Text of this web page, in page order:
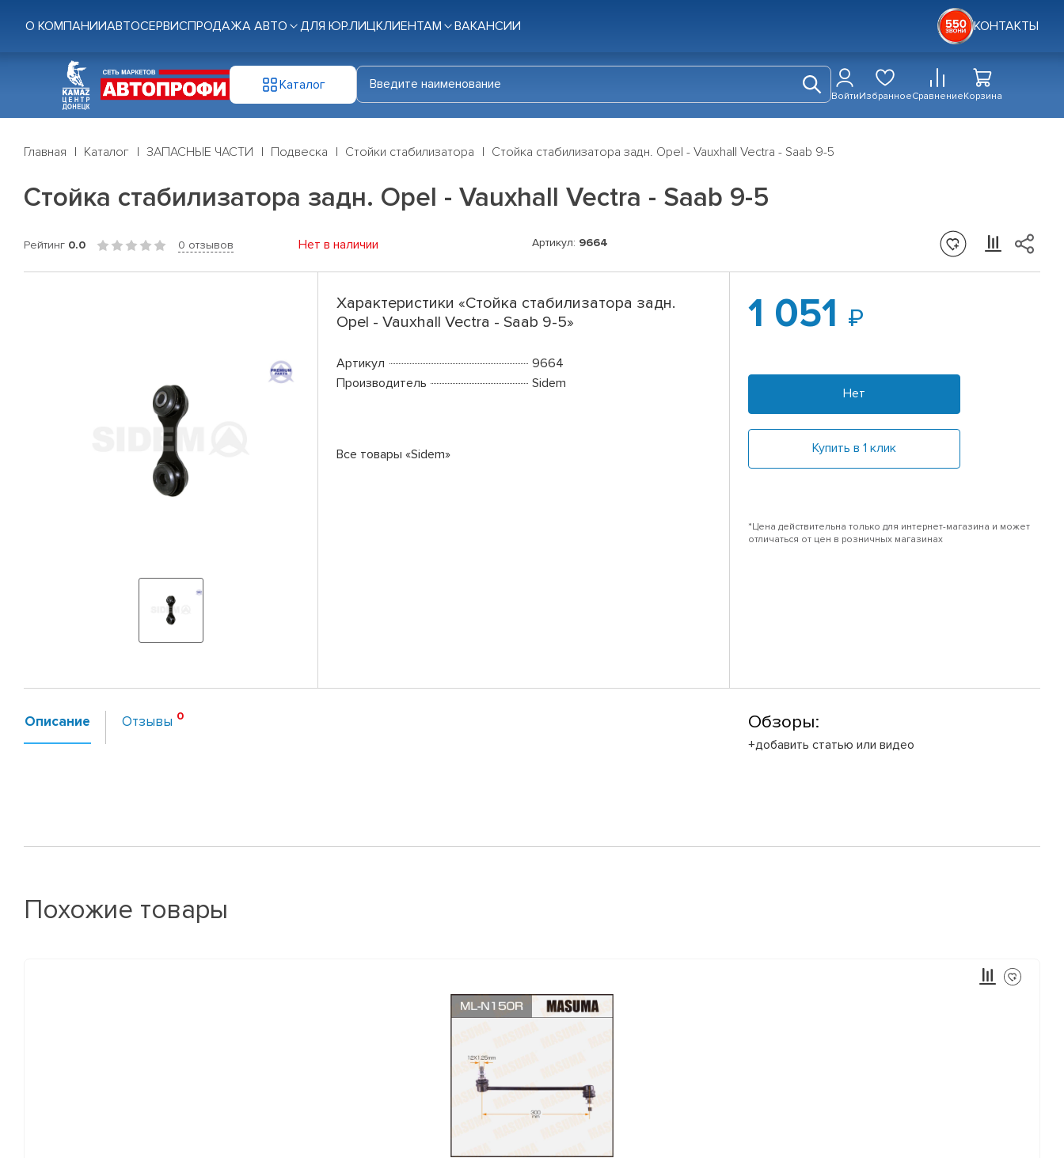
О КОМПАНИИАВТОСЕРВИСПРОДАЖА АВТО ДЛЯ ЮР.ЛИЦКЛИЕНТАМ ВАКАНСИИ КОНТАКТЫ
Каталог
ВойтиИзбранноеСравнениеКорзина
Главная Каталог ЗАПАСНЫЕ ЧАСТИ Подвеска Стойки стабилизатора Стойка стабилизатора задн. Opel - Vauxhall Vectra - Saab 9-5
Стойка стабилизатора задн. Opel - Vauxhall Vectra - Saab 9-5
Рейтинг 0.0 0 отзывов Нет в наличии Артикул: 9664
Характеристики «Стойка стабилизатора задн.
Opel - Vauxhall Vectra - Saab 9-5»
Артикул
9664
Производитель
Sidem
Все товары «Sidem»
1 051
Нет
Купить в 1 клик
*Цена действительна только для интернет-магазина и может
отличаться от цен в розничных магазинах
Описание Отзывы Обзоры:
+добавить статью или видео
Похожие товары